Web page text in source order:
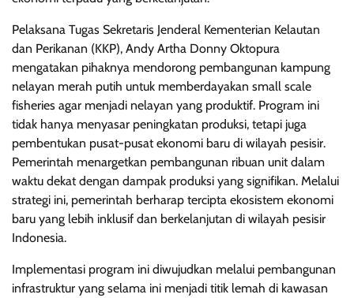
Pelaksana Tugas Sekretaris Jenderal Kementerian Kelautan
dan Perikanan (KKP), Andy Artha Donny Oktopura
mengatakan pihaknya mendorong pembangunan kampung
nelayan merah putih untuk memberdayakan small scale
fisheries agar menjadi nelayan yang produktif. Program ini
tidak hanya menyasar peningkatan produksi, tetapi juga
pembentukan pusat-pusat ekonomi baru di wilayah pesisir.
Pemerintah menargetkan pembangunan ribuan unit dalam
waktu dekat dengan dampak produksi yang signifikan. Melalui
strategi ini, pemerintah berharap tercipta ekosistem ekonomi
baru yang lebih inklusif dan berkelanjutan di wilayah pesisir
Indonesia.
Implementasi program ini diwujudkan melalui pembangunan
infrastruktur yang selama ini menjadi titik lemah di kawasan